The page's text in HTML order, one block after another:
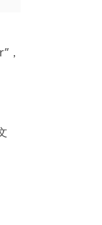
，